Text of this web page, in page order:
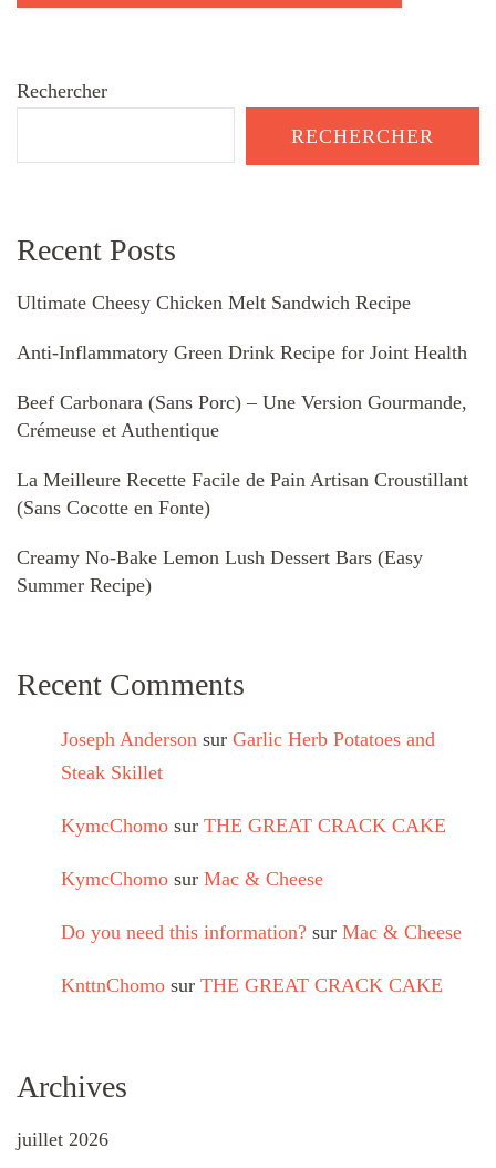
Rechercher
RECHERCHER
Recent Posts
Ultimate Cheesy Chicken Melt Sandwich Recipe
Anti-Inflammatory Green Drink Recipe for Joint Health
Beef Carbonara (Sans Porc) – Une Version Gourmande,
Crémeuse et Authentique
La Meilleure Recette Facile de Pain Artisan Croustillant
(Sans Cocotte en Fonte)
Creamy No-Bake Lemon Lush Dessert Bars (Easy
Summer Recipe)
Recent Comments
Joseph Anderson sur Garlic Herb Potatoes and
Steak Skillet
KymcChomo sur THE GREAT CRACK CAKE
KymcChomo sur Mac & Cheese
Do you need this information? sur Mac & Cheese
KnttnChomo sur THE GREAT CRACK CAKE
Archives
juillet 2026